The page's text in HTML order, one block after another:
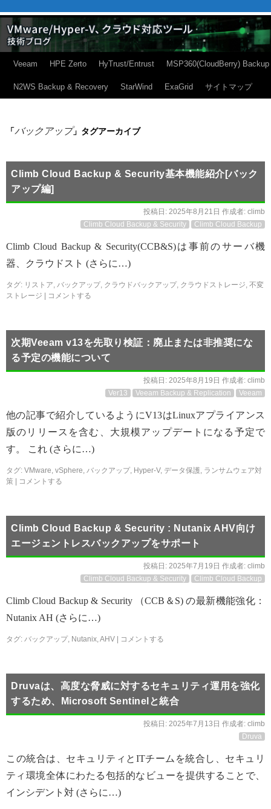
Veeam HPE Zerto HyTrust/Entrust MSP360(CloudBerry) Backup
N2WS Backup & Recovery StarWind ExaGrid サイトマップ
「バックアップ」タグアーカイブ
Climb Cloud Backup & Security基本機能紹介[バック
アップ編]
投稿日: 2025年8月21日 作成者: climb
Climb Cloud Backup & Security
Climb Cloud Backup
Climb Cloud Backup & Security(CCB&S)は事前のサーバ機
器、クラウドスト (さらに…)
タグ: リストア, バックアップ, クラウドバックアップ, クラウドストレージ, 不変
ストレージ
コメントする
次期Veeam v13を先取り検証：廃止または非推奨にな
る予定の機能について
投稿日: 2025年8月19日 作成者: climb
Ver13
Veeam Backup & Replication Veeam
他の記事で紹介しているようにV13はLinuxアプライアンス
版のリリースを含む、大規模アップデートになる予定で
す。 これ (さらに…)
タグ: VMware, vSphere, バックアップ, Hyper-V, データ保護, ランサムウェア対
策
コメントする
Climb Cloud Backup & Security : Nutanix AHV向け
エージェントレスバックアップをサポート
投稿日: 2025年7月19日 作成者: climb
Climb Cloud Backup & Security
Climb Cloud Backup
Climb Cloud Backup & Security （CCB＆S) の最新機能強化：
Nutanix AH (さらに…)
タグ: バックアップ, Nutanix,AHV コメントする
Druvaは、高度な脅威に対するセキュリティ運用を強化
するため、Microsoft Sentinelと統合
投稿日: 2025年7月13日 作成者: climb
Druva
この統合は、セキュリティとITチームを統合し、セキュリ
ティ環境全体にわたる包括的なビューを提供することで、
インシデント対 (さらに…)